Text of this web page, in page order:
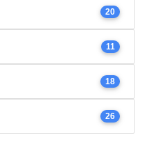
20
11
18
26